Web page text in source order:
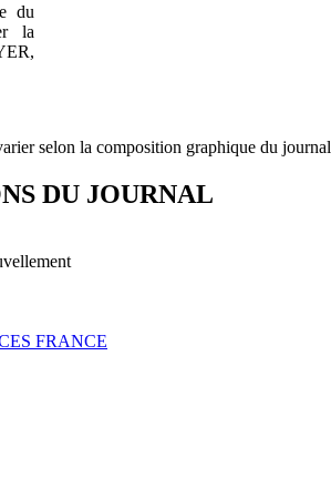
du
la
selon la composition graphique du journal
DU JOURNAL
FRANCE